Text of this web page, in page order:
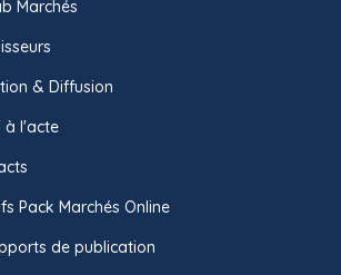
Marchés
& Diffusion
à l'acte
Pack Marchés Online
de publication